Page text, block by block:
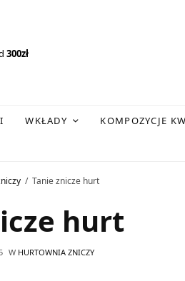
300zł
WKŁADY KOMPOZYCJE
Tanie znicze hurt
hurt
W HURTOWNIA ZNICZY